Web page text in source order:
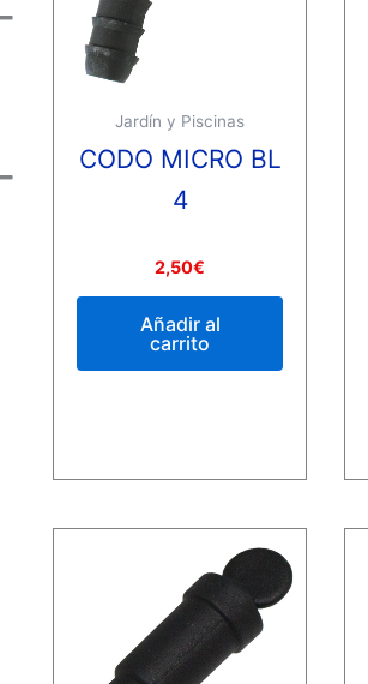
Jardín y Piscinas
CODO MICRO BL
4
Valorado
0
2,50€
Añadir al
carrito